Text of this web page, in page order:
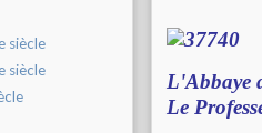
siècle
siècle
L'Abbaye
Le